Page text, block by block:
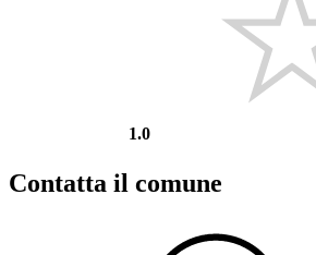
1.0
Contatta il comune